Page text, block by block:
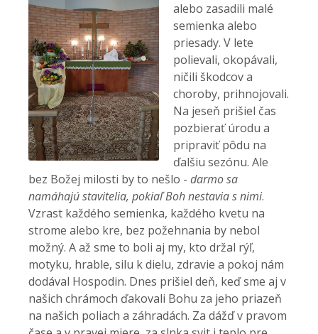
alebo zasadili malé
semienka alebo
priesady. V lete
polievali, okopávali,
ničili škodcov a
choroby, prihnojovali.
Na jeseň prišiel čas
pozbierať úrodu a
pripraviť pôdu na
ďalšiu sezónu. Ale
bez Božej milosti by to nešlo - darmo sa
namáhajú stavitelia, pokiaľ Boh nestavia s nimi.
Vzrast každého semienka, každého kvetu na
strome alebo kre, bez požehnania by nebol
možný. A až sme to boli aj my, kto držal rýľ,
motyku, hrable, silu k dielu, zdravie a pokoj nám
dodával Hospodin. Dnes prišiel deň, keď sme aj v
našich chrámoch ďakovali Bohu za jeho priazeň
na našich poliach a záhradách. Za dážď v pravom